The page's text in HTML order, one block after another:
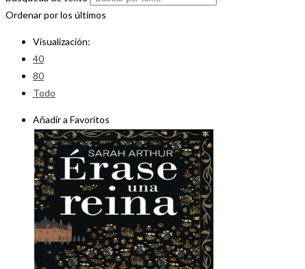
Ordenar por los últimos
Visualización:
40
80
Todo
Añadir a Favoritos